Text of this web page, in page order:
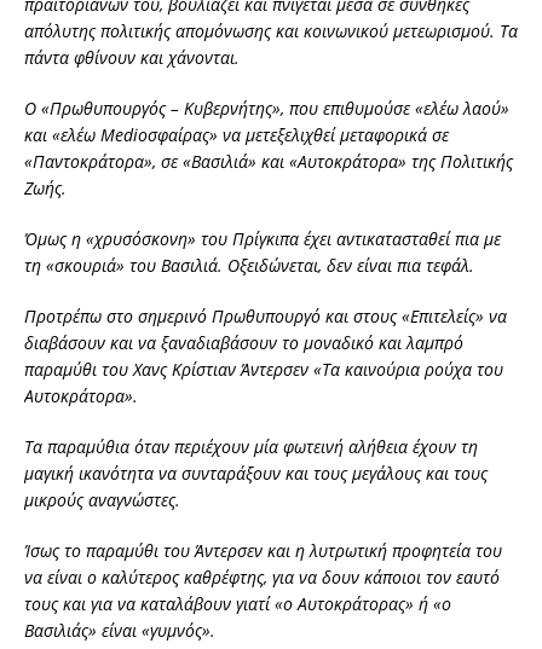
απόλυτης πολιτικής απομόνωσης και κοινωνικού μετεωρισμού. Τα
πάντα φθίνουν και χάνονται.
Ο «Πρωθυπουργός – Κυβερνήτης», που επιθυμούσε «ελέω λαού»
και «ελέω Medioσφαίρας» να μετεξελιχθεί μεταφορικά σε
«Παντοκράτορα», σε «Βασιλιά» και «Αυτοκράτορα» της Πολιτικής
Ζωής.
Όμως η «χρυσόσκονη» του Πρίγκιπα έχει αντικατασταθεί πια με
τη «σκουριά» του Βασιλιά. Οξειδώνεται, δεν είναι πια τεφάλ.
Προτρέπω στο σημερινό Πρωθυπουργό και στους «Επιτελείς» να
διαβάσουν και να ξαναδιαβάσουν το μοναδικό και λαμπρό
παραμύθι του Χανς Κρίστιαν Άντερσεν «Τα καινούρια ρούχα του
Αυτοκράτορα».
Τα παραμύθια όταν περιέχουν μία φωτεινή αλήθεια έχουν τη
μαγική ικανότητα να συνταράξουν και τους μεγάλους και τους
μικρούς αναγνώστες.
Ίσως το παραμύθι του Άντερσεν και η λυτρωτική προφητεία του
να είναι ο καλύτερος καθρέφτης, για να δουν κάποιοι τον εαυτό
τους και για να καταλάβουν γιατί «ο Αυτοκράτορας» ή «ο
Βασιλιάς» είναι «γυμνός».